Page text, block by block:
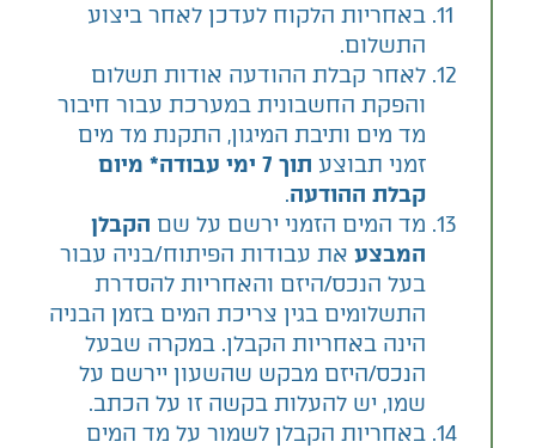
באחריות הלקוח לעדכן לאחר ביצוע
התשלום.
לאחר קבלת ההודעה אודות תשלום
והפקת החשבונית במערכת עבור חיבור
מד מים ותיבת המיגון, התקנת מד מים
זמני תבוצע
תוך 7 ימי עבודה* מיום
קבלת ההודעה.
מד המים הזמני ירשם על שם הקבלן
המבצע את עבודות הפיתוח/בניה עבור
בעל הנכס/היזם והאחריות להסדרת
התשלומים בגין צריכת המים בזמן הבניה
הינה באחריות הקבלן. במקרה שבעל
הנכס/היזם מבקש שהשעון יירשם על
שמו, יש להעלות בקשה זו על הכתב.
באחריות הקבלן לשמור על מד המים